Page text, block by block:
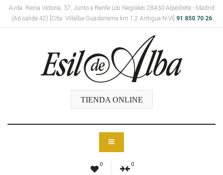
Avda. Reina Victoria, 37, Junto a Renfe Los Negrales 28430 Alpedrete - Madrid
(A6 salida 42) [Crta. Villalba-Guadarrama km 1,2 Antigua N-VI]
91 850 70 26
TIENDA ONLINE
0 0